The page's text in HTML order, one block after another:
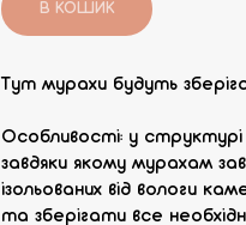
В КОШИК
Тут мурахи будуть
Особливості: у структурі
завдяки якому мурахам
ізольованих від вологи
та зберігати все